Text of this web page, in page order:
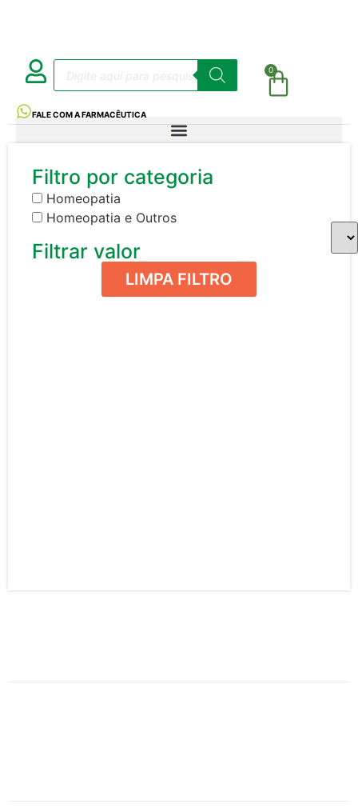
0
FALE COM A FARMACÊUTICA
Filtro por categoria
Homeopatia
Homeopatia e Outros
Filtrar valor
LIMPA FILTRO